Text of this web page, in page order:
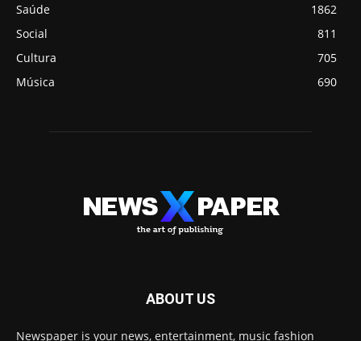
Saúde
1862
Social
811
Cultura
705
Música
690
ABOUT US
Newspaper is your news, entertainment, music fashion